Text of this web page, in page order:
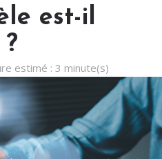
est-il
estimé : 3 minute(s)